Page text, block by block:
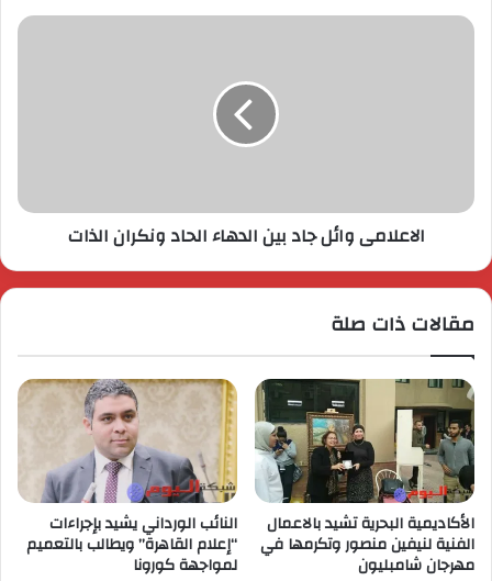
الاعلامى وائل جاد بين الدهاء الحاد ونكران الذات
مقالات ذات صلة
الأكاديمية البحرية تشيد بالاعمال
الفنية لنيفين منصور وتكرمها في
مهرجان شامبليون
النائب الورداني يشيد بإجراءات
“إعلام القاهرة” ويطالب بالتعميم
لمواجهة كورونا